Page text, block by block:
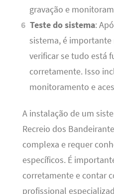
gravação e
Teste do sistema:
sistema, é importante
verificar se tudo está
corretamente. Isso
monitoramento e
A instalação de um
Recreio dos
complexa e requer
específicos. É
corretamente e contar
profissional